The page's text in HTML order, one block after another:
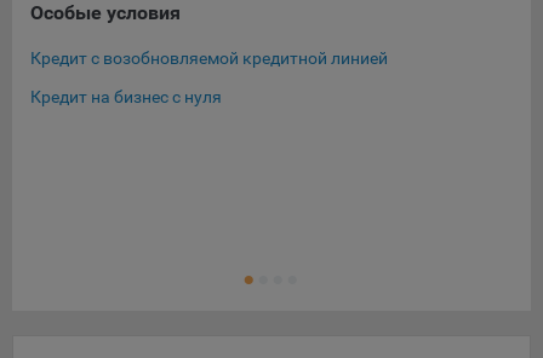
Особые условия
Кредит с возобновляемой кредитной линией
Кредит на бизнес с нуля